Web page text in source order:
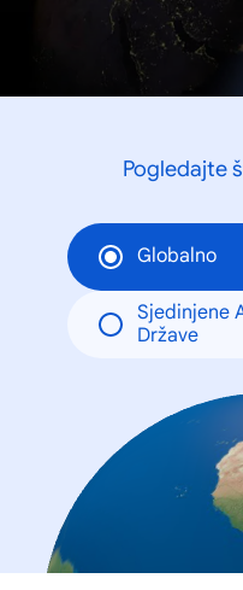
Pogledajte
Globalno
Sjedinjene
Države